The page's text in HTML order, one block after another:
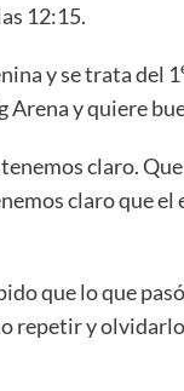
12:15.
y se trata del 1
Arena y quiere
claro.
claro que el
que lo que
repetir y